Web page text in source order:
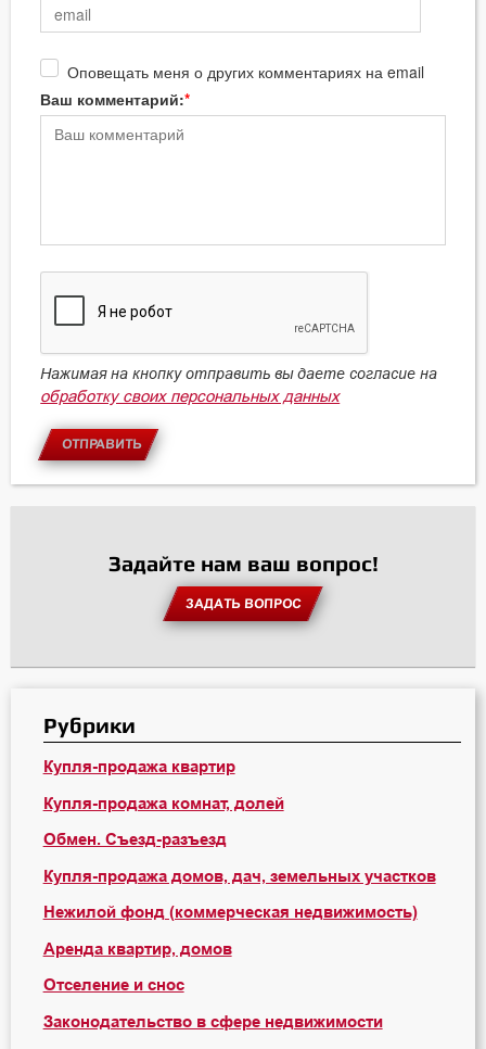
Оповещать меня о других комментариях на email
Ваш комментарий:
Нажимая на кнопку отправить вы даете согласие на
обработку своих персональных данных
ОТПРАВИТЬ
Задайте нам ваш вопрос!
ЗАДАТЬ ВОПРОС
Рубрики
Купля-продажа квартир
Купля-продажа комнат, долей
Обмен. Съезд-разъезд
Купля-продажа домов, дач, земельных участков
Нежилой фонд (коммерческая недвижимость)
Аренда квартир, домов
Отселение и снос
Законодательство в сфере недвижимости